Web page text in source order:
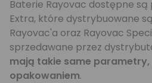
Baterie Rayovac dostępne są
Extra, które dystrybuowane
Rayovac'a oraz Rayovac
sprzedawane przez
mają takie same parametry,
opakowaniem.